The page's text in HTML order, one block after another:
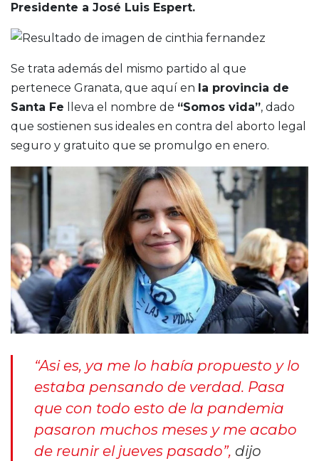
Presidente a José Luis Espert.
Se trata además del mismo partido al que
pertenece Granata, que aquí en la provincia de
Santa Fe lleva el nombre de “Somos vida”, dado
que sostienen sus ideales en contra del aborto legal
seguro y gratuito que se promulgo en enero.
“Asi es, ya me lo había propuesto y lo
estaba pensando de verdad. Pasa
que con todo esto de la pandemia
pasaron muchos meses y me acabo
de reunir el jueves pasado”, dijo